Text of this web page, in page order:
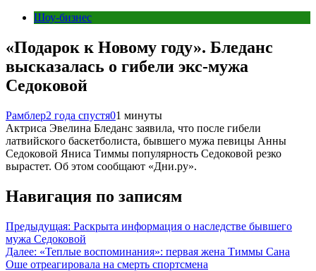
Шоу-бизнес
«Подарок к Новому году». Бледанс
высказалась о гибели экс-мужа
Седоковой
Рамблер2 года спустя01 минуты
Актриса Эвелина Бледанс заявила, что после гибели
латвийского баскетболиста, бывшего мужа певицы Анны
Седоковой Яниса Тиммы популярность Седоковой резко
вырастет. Об этом сообщают «Дни.ру».
Навигация по записям
Предыдущая: Раскрыта информация о наследстве бывшего
мужа Седоковой
Далее: «Теплые воспоминания»: первая жена Тиммы Сана
Оше отреагировала на смерть спортсмена